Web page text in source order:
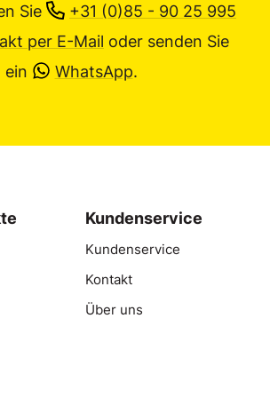
Sie
+31 (0)85 - 90 25 995
per E-Mail oder senden Sie
ein
WhatsApp.
Kundenservice
Kundenservice
Kontakt
Über uns